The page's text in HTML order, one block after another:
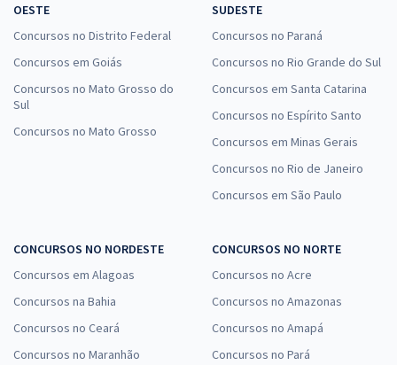
OESTE
Concursos no Distrito Federal
Concursos em Goiás
Concursos no Mato Grosso do
Sul
Concursos no Mato Grosso
SUDESTE
Concursos no Paraná
Concursos no Rio Grande do Sul
Concursos em Santa Catarina
Concursos no Espírito Santo
Concursos em Minas Gerais
Concursos no Rio de Janeiro
Concursos em São Paulo
CONCURSOS NO NORDESTE
Concursos em Alagoas
Concursos na Bahia
Concursos no Ceará
Concursos no Maranhão
CONCURSOS NO NORTE
Concursos no Acre
Concursos no Amazonas
Concursos no Amapá
Concursos no Pará